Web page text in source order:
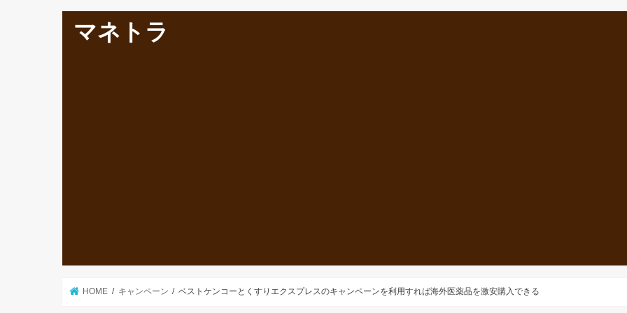
マネトラ
HOME キャンペーン ベストケンコーとくすりエクスプレスのキャンペーンを利用すれば海外医薬品を激安購入できる